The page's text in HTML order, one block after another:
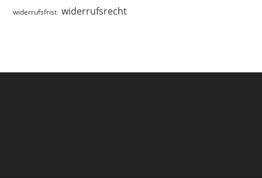
widerrufsfrist widerrufsrecht